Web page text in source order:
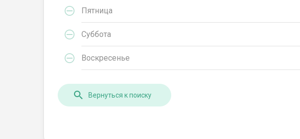
Пятница
Суббота
Воскресенье
Вернуться к поиску